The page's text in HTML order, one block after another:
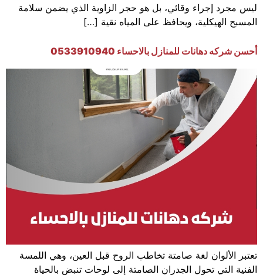
ليس مجرد إجراء وقائي، بل هو حجر الزاوية الذي يضمن سلامة
المسبح الهيكلية، ويحافظ على المياه نقية […]
أحسن شركه دهانات للمنازل بالاحساء 0533910940
تعتبر الألوان لغة صامتة تخاطب الروح قبل العين، وهي اللمسة
الفنية التي تحول الجدران الصامتة إلى لوحات تنبض بالحياة